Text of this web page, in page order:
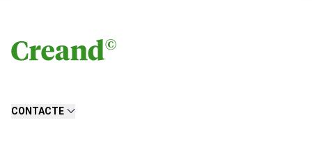
CONTACTE